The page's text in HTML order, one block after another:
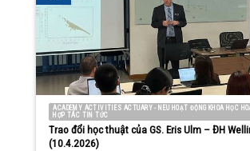
ACADEMY ACTIVITIES ACTUARY - NEU HOẠT ĐỘNG KHOA HỌC
HỢP TÁC TIN TỨC
Trao đổi học thuật của GS. Eris Ulm – ĐH
(10.4.2026)